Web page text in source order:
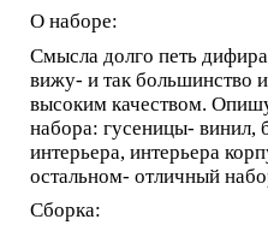
О наборе:
Смысла долго петь
вижу- и так большинство
высоким качеством.
набора: гусеницы- винил,
интерьера, интерьера
остальном- отличный
Сборка: